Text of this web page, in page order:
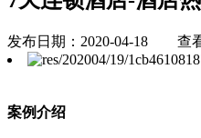
发布日期：2020-04-18 查
案例介绍